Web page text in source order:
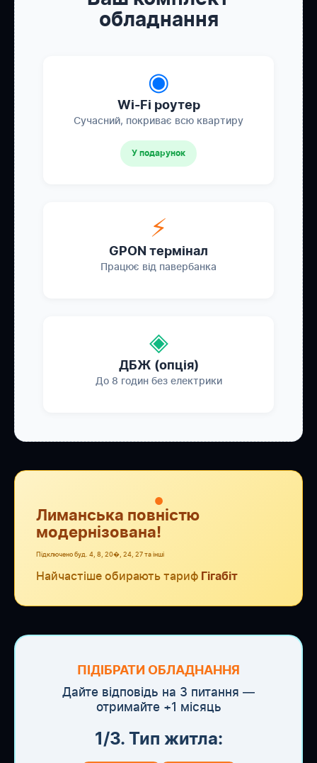
обладнання
◉
Wi-Fi роутер
Сучасний, покриває всю квартиру
У подарунок
⚡
GPON термінал
Працює від павербанка
◈
ДБЖ (опція)
До 8 годин без електрики
●
Лиманська повністю
модернізована!
Підключено буд. 4, 8, 20�, 24, 27 та інші
Найчастіше обирають тариф Гігабіт
ПІДІБРАТИ ОБЛАДНАННЯ
Дайте відповідь на 3 питання —
отримайте +1 місяць
1/3. Тип житла: